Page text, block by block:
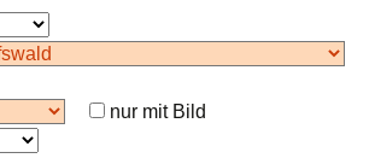
nur mit Bild